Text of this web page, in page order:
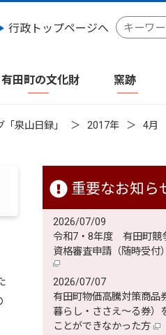
行政トップページへ
検
索
ワ
有田町の文化財 窯跡
泉山日録」 2017年 4月
重要なお知ら
2026/07/09
令和7・8年度 有田町競
資格審査申請（随時受付
2026/07/07
有田町物価高騰対策商品
暮らし・ささえ～る券）
ことができなかった方